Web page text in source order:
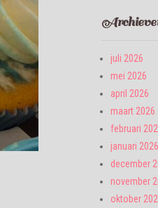
juli 2026
mei 2026
april 2026
maart 2026
februari
januari 2026
december
november
oktober